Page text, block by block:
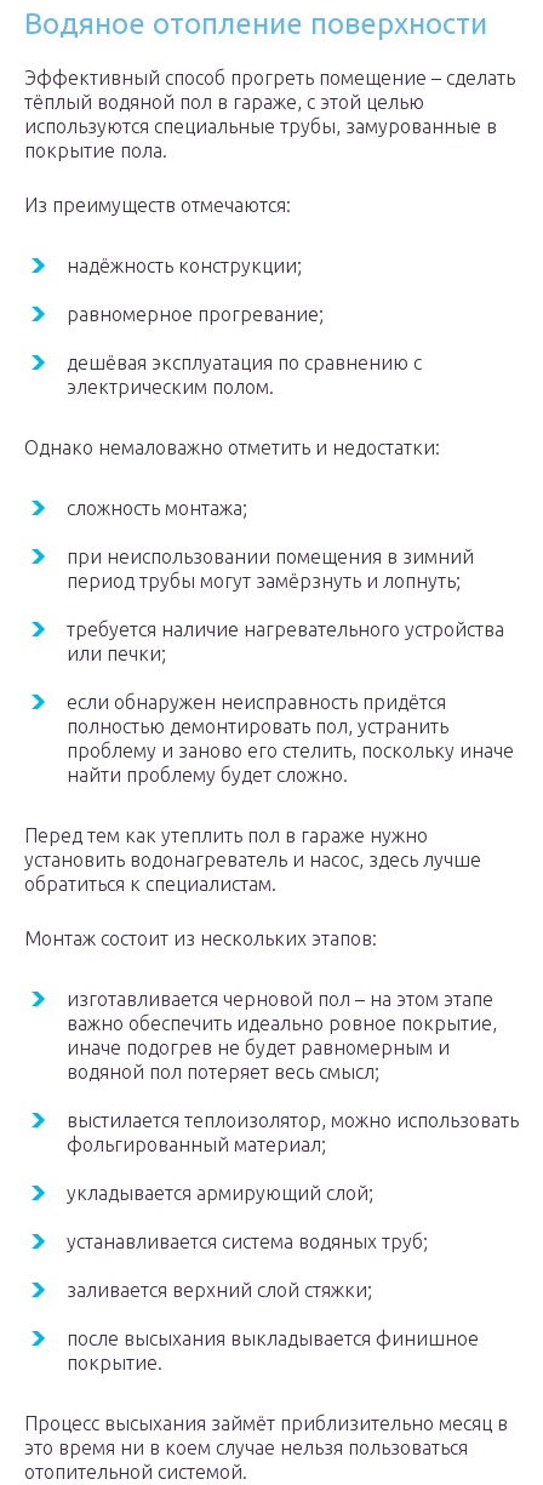
Водяное отопление поверхности
Эффективный способ прогреть помещение – сделать
тёплый водяной пол в гараже, с этой целью
используются специальные трубы, замурованные в
покрытие пола.
Из преимуществ отмечаются:
надёжность конструкции;
равномерное прогревание;
дешёвая эксплуатация по сравнению с
электрическим полом.
Однако немаловажно отметить и недостатки:
сложность монтажа;
при неиспользовании помещения в зимний
период трубы могут замёрзнуть и лопнуть;
требуется наличие нагревательного устройства
или печки;
если обнаружен неисправность придётся
полностью демонтировать пол, устранить
проблему и заново его стелить, поскольку иначе
найти проблему будет сложно.
Перед тем как утеплить пол в гараже нужно
установить водонагреватель и насос, здесь лучше
обратиться к специалистам.
Монтаж состоит из нескольких этапов:
изготавливается черновой пол – на этом этапе
важно обеспечить идеально ровное покрытие,
иначе подогрев не будет равномерным и
водяной пол потеряет весь смысл;
выстилается теплоизолятор, можно использовать
фольгированный материал;
укладывается армирующий слой;
устанавливается система водяных труб;
заливается верхний слой стяжки;
после высыхания выкладывается финишное
покрытие.
Процесс высыхания займёт приблизительно месяц в
это время ни в коем случае нельзя пользоваться
отопительной системой.